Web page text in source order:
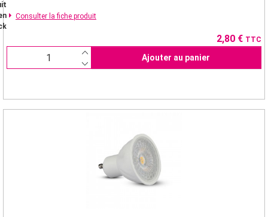
Consulter la fiche produit
Prix
2,80 € TTC
Ajouter au panier